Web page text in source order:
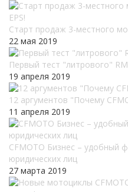
Старт продаж 3-местного
22 мая 2019
Первый тест "литрового"
19 апреля 2019
12 аргументов "Почему
11 апреля 2019
CFMOTO Бизнес – удобный
юридических лиц
27 марта 2019